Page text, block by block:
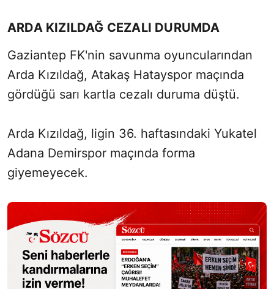
ARDA KIZILDAĞ CEZALI DURUMDA
Gaziantep FK'nin savunma oyuncularından
Arda Kızıldağ, Atakaş Hatayspor maçında
gördüğü sarı kartla cezalı duruma düştü.
Arda Kızıldağ, ligin 36. haftasındaki Yukatel
Adana Demirspor maçında forma
giyemeyecek.